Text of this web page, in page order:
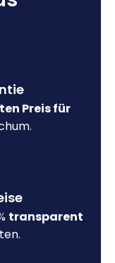
Preis für
transparent